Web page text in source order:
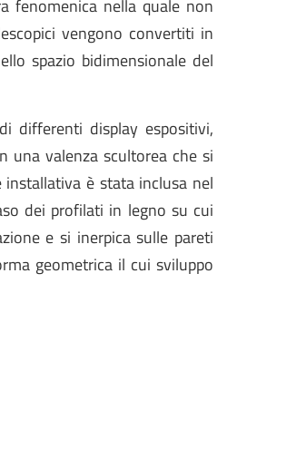
fenomenica nella quale non
vengono convertiti in
spazio bidimensionale del
differenti display espositivi,
una valenza scultorea che si
è stata inclusa nel
dei profilati in legno su cui
e si inerpica sulle pareti
geometrica il cui sviluppo